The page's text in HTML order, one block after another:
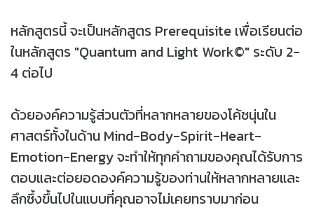
หลักสูตรนี้ จะเป็นหลักสูตร Prerequisite เพื่อเรียนต่อ
ในหลักสูตร "Quantum and Light Work©" ระดับ 2-
4 ต่อไป
ด้วยองค์ความรู้ส่วนตัวที่หลากหลายของโค้ชนุ่นใน
ศาสตร์ทั้งในด้าน Mind-Body-Spirit-Heart-
Emotion-Energy จะทำให้ทุกคำถามของคุณได้รับการ
ตอบและต่อยอดองค์ความรู้ของท่านให้หลากหลายและ
ลึกซึ้งขึ้นไปในแบบที่คุณอาจไม่เคยทราบมาก่อน